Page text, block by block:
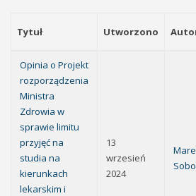
Tytuł Utworzono
Opinia o Projekt
rozporządzenia
Ministra
Zdrowia w
sprawie limitu
przyjęć na
studia na
kierunkach
lekarskim i
13
wrzesień
2024